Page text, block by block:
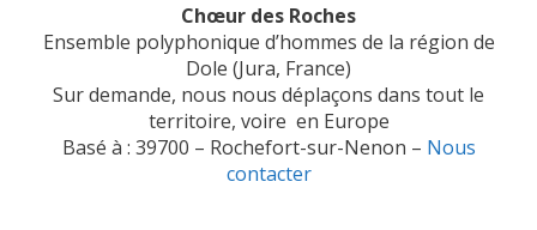
Chœur des Roches
Ensemble polyphonique d’hommes de la région de
Dole (Jura, France)
Sur demande, nous nous déplaçons dans tout le
territoire, voire en Europe
Basé à : 39700 – Rochefort-sur-Nenon – Nous
contacter